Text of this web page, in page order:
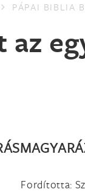
PÁPAI BIBLIA
Fordította: